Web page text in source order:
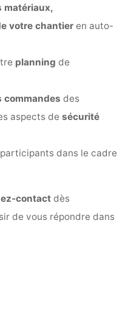
matériaux,
votre chantieren auto-
planning de
commandes des
aspects de sécurité
dans le cadre
contact dès
de vous répondre dans